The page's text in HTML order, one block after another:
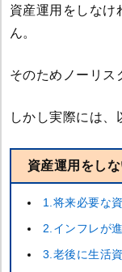
資産運用をしなけ
ん。
そのためノーリス
しかし実際には、
資産運用をし
1.将来必要な
2.インフレが
3.老後に生活